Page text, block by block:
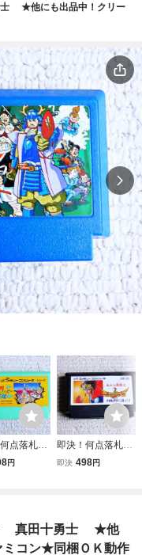
★他にも出品中！クリー
点落札し
185円★
同梱ＯＫ
円
即決！何点落札し
ても送料185円★
同梱ＯＫ動作OK
即決 498円
★ 真田十勇士 ★他
ミコン★同梱ＯＫ動作